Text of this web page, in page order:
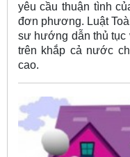
yêu cầu thuận tình
đơn phương. Luật
sư hướng dẫn thủ tục
trên khắp cả nước
cao.